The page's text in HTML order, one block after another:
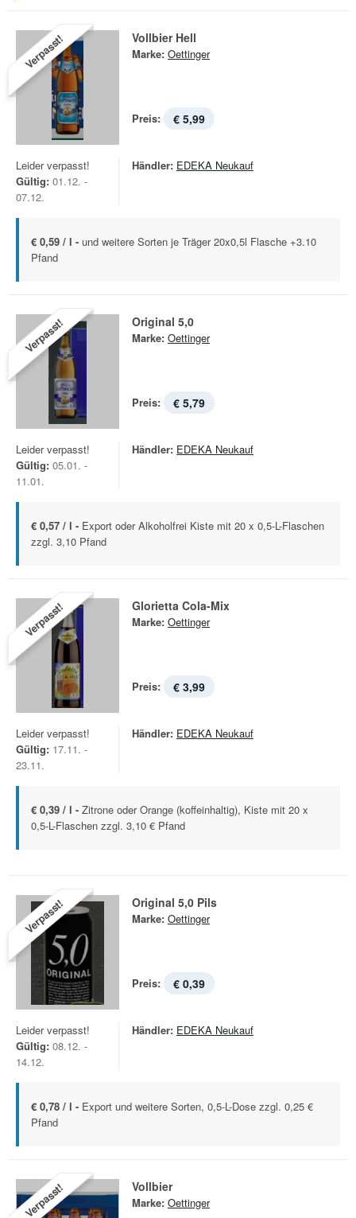
Verpasst! Vollbier Hell
Marke: Oettinger
Preis: € 5,99
Leider verpasst!
Gültig: 01.12. -
07.12.
Händler: EDEKA Neukauf
€ 0,59 / l - und weitere Sorten je Träger 20x0,5l Flasche +3.10
Pfand
Verpasst! Original 5,0
Marke: Oettinger
Preis: € 5,79
Leider verpasst!
Gültig: 05.01. -
11.01.
Händler: EDEKA Neukauf
€ 0,57 / l - Export oder Alkoholfrei Kiste mit 20 x 0,5-L-Flaschen
zzgl. 3,10 Pfand
Verpasst! Glorietta Cola-Mix
Marke: Oettinger
Preis: € 3,99
Leider verpasst!
Gültig: 17.11. -
23.11.
Händler: EDEKA Neukauf
€ 0,39 / l - Zitrone oder Orange (koffeinhaltig), Kiste mit 20 x
0,5-L-Flaschen zzgl. 3,10 € Pfand
Verpasst! Original 5,0 Pils
Marke: Oettinger
Preis: € 0,39
Leider verpasst!
Gültig: 08.12. -
14.12.
Händler: EDEKA Neukauf
€ 0,78 / l - Export und weitere Sorten, 0,5-L-Dose zzgl. 0,25 €
Pfand
Verpasst! Vollbier
Marke: Oettinger